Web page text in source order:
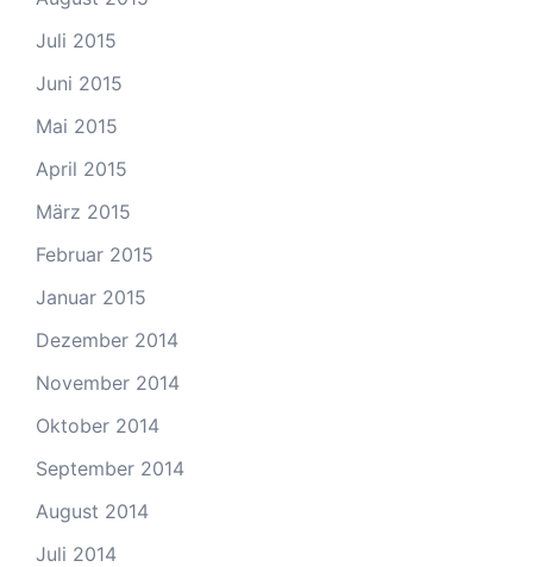
Juli 2015
Juni 2015
Mai 2015
April 2015
März 2015
Februar 2015
Januar 2015
Dezember 2014
November 2014
Oktober 2014
September 2014
August 2014
Juli 2014